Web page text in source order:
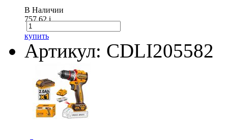
В Наличии
757.62i
купить
Артикул: CDLI205582